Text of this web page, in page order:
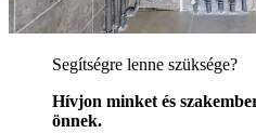
Segítségre lenne szüksége?
Hívjon minket és
önnek.